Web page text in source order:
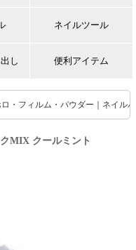
ネイルツール
し 便利アイテム
・フィルム・パウダー｜ネイル
MIX クールミント